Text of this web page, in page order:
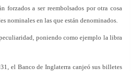
forzados a ser reembolsados por otra cosa
nominales en las que están denominados.
poniendo como ejemplo la libra
el Banco de Inglaterra canjeó sus billetes